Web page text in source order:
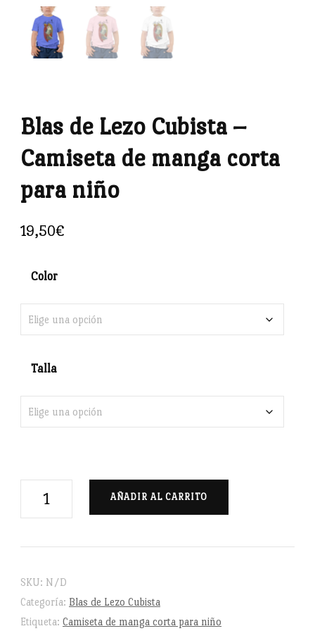
Blas de Lezo Cubista –
Camiseta de manga corta
para niño
19,50€
Color
Talla
-
Camiseta
de
AÑADIR AL CARRITO
SKU: N/D
Categoría: Blas de Lezo Cubista
Etiqueta: Camiseta de manga corta para niño